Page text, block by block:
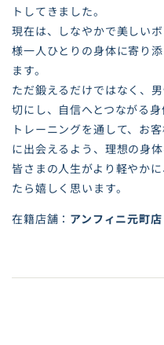
トしてきました。
現在は、しなやかで美しい
様一人ひとりの身体に寄り
ます。
ただ鍛えるだけではなく、
切にし、自信へとつながる
トレーニングを通して、お
に出会えるよう、理想の身
皆さまの人生がより軽やか
たら嬉しく思います。
在籍店舗： アンフィニ元町店